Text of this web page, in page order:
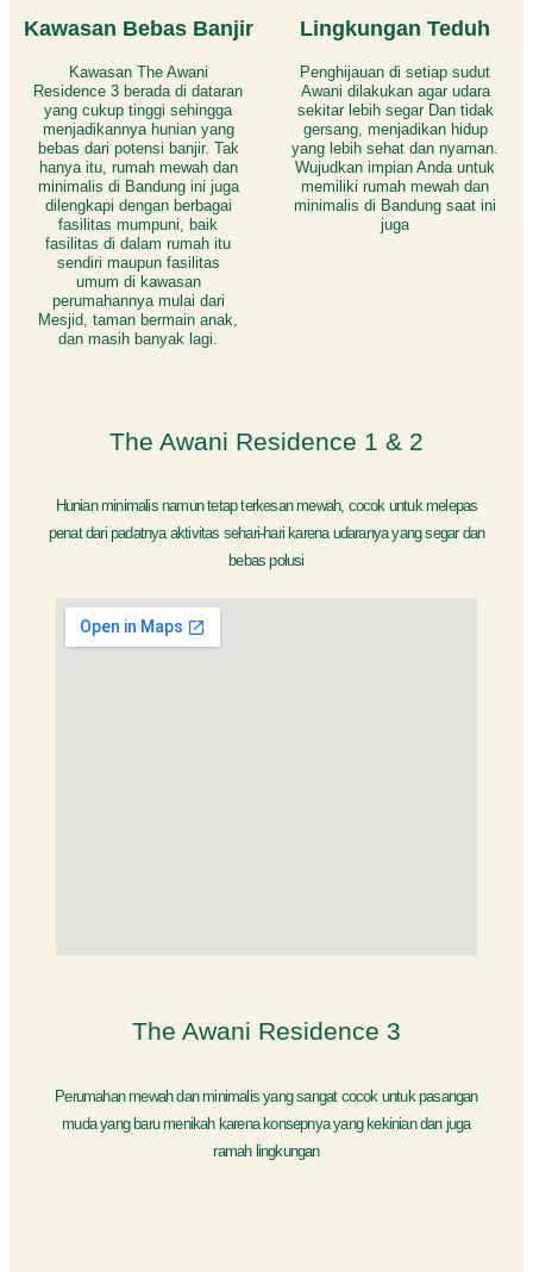
Kawasan Bebas Banjir
Kawasan The Awani
Residence 3 berada di dataran
yang cukup tinggi sehingga
menjadikannya hunian yang
bebas dari potensi banjir. Tak
hanya itu, rumah mewah dan
minimalis di Bandung ini juga
dilengkapi dengan berbagai
fasilitas mumpuni, baik
fasilitas di dalam rumah itu
sendiri maupun fasilitas
umum di kawasan
perumahannya mulai dari
Mesjid, taman bermain anak,
dan masih banyak lagi.
Lingkungan Teduh
Penghijauan di setiap sudut
Awani dilakukan agar udara
sekitar lebih segar Dan tidak
gersang, menjadikan hidup
yang lebih sehat dan nyaman.
Wujudkan impian Anda untuk
memiliki rumah mewah dan
minimalis di Bandung saat ini
juga
The Awani Residence 1 & 2
Hunian minimalis namun tetap terkesan mewah, cocok untuk melepas
penat dari padatnya aktivitas sehari-hari karena udaranya yang segar dan
bebas polusi
The Awani Residence 3
Perumahan mewah dan minimalis yang sangat cocok untuk pasangan
muda yang baru menikah karena konsepnya yang kekinian dan juga
ramah lingkungan